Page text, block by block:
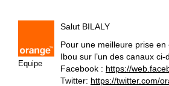
Equipe
Salut BILALY
Pour une meilleure prise
Ibou sur l’un des canaux ci-
Facebook : https://
Twitter: https://twitter.com/